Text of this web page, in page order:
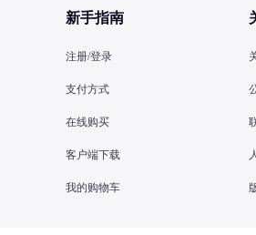
新手指南
注册/登录
支付方式
在线购买
客户端下载
我的购物车